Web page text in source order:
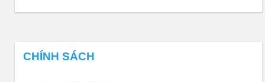
CHÍNH SÁCH